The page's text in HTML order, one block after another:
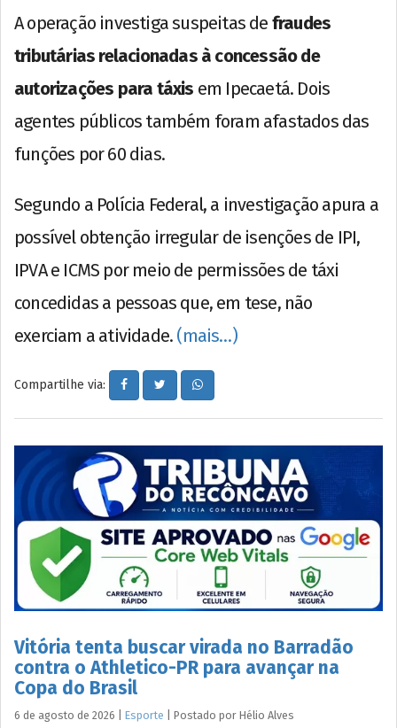
A operação investiga suspeitas de fraudes
tributárias relacionadas à concessão de
autorizações para táxis em Ipecaetá. Dois
agentes públicos também foram afastados das
funções por 60 dias.
Segundo a Polícia Federal, a investigação apura a
possível obtenção irregular de isenções de IPI,
IPVA e ICMS por meio de permissões de táxi
concedidas a pessoas que, em tese, não
exerciam a atividade. (mais…)
Compartilhe via:
Vitória tenta buscar virada no Barradão
contra o Athletico-PR para avançar na
Copa do Brasil
6 de agosto de 2026 Esporte Postado por Hélio Alves